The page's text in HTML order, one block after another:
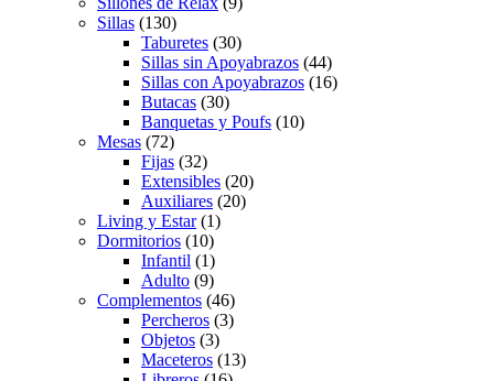
Sillas (130)
Taburetes (30)
Sillas sin Apoyabrazos (44)
Sillas con Apoyabrazos (16)
Butacas (30)
Banquetas y Poufs (10)
Mesas (72)
Fijas (32)
Extensibles (20)
Auxiliares (20)
Living y Estar(1)
Dormitorios (10)
Infantil (1)
Adulto (9)
Complementos (46)
Percheros (3)
Objetos (3)
Maceteros (13)